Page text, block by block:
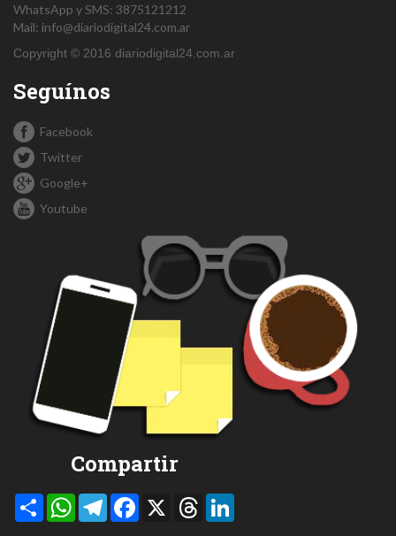
WhatsApp y SMS: 3875121212
Mail: info@diariodigital24.com.ar
Copyright © 2016 diariodigital24.com.ar
Seguínos
Facebook
Twitter
Google+
Youtube
Compartir
CompartirWhatsAppTelegramFacebook Threads